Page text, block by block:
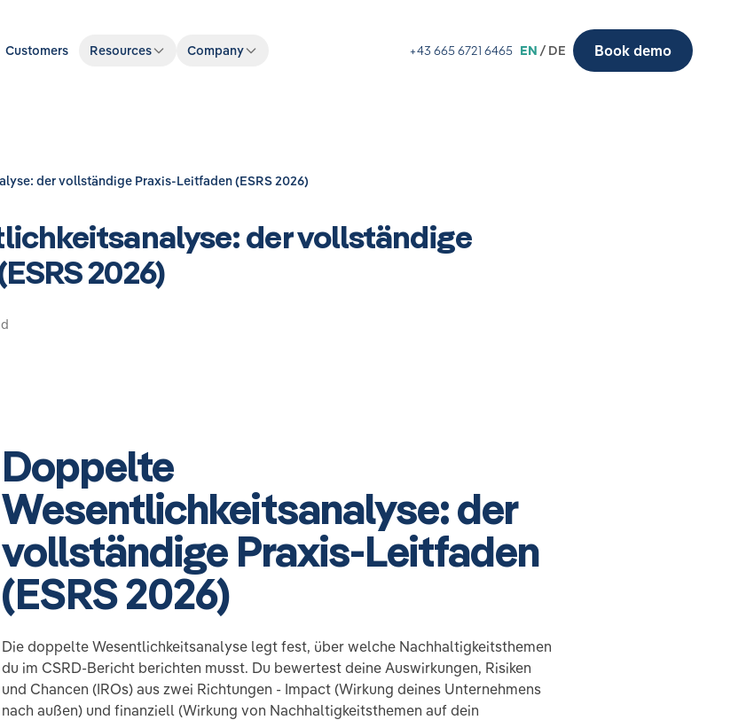
Customers Resources Company +43 665 6721 6465 EN / DE Book demo
der vollständige Praxis-Leitfaden (ESRS 2026)
der vollständige
2026)
Doppelte
Wesentlichkeitsanalyse: der
vollständige Praxis-Leitfaden
(ESRS 2026)
Die doppelte Wesentlichkeitsanalyse legt fest, über welche Nachhaltigkeitsthemen
du im CSRD-Bericht berichten musst. Du bewertest deine Auswirkungen, Risiken
und Chancen (IROs) aus zwei Richtungen - Impact (Wirkung deines Unternehmens
nach außen) und finanziell (Wirkung von Nachhaltigkeitsthemen auf dein